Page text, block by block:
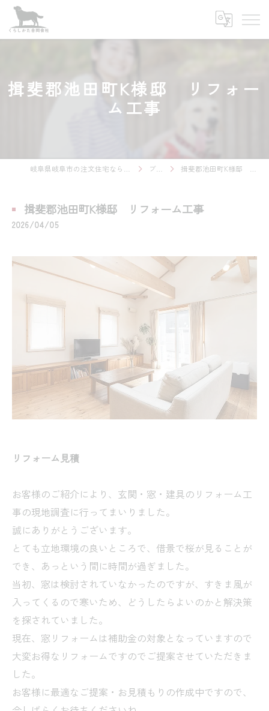
揖斐郡池田町K様邸 リフォー
ム工事
ブログ 揖斐郡池田町K様邸 リフォーム工事
揖斐郡池田町K様邸 リフォーム工事
2026/04/05
リフォーム見積
お客様のご紹介により、玄関・窓・建具のリフォーム工
事の現地調査に行ってまいりました。
誠にありがとうございます。
とても立地環境の良いところで、借景で桜が見ることが
でき、あっという間に時間が過ぎました。
当初、窓は検討されていなかったのですが、すきま風が
入ってくるので寒いため、どうしたらよいのかと解決策
を探されていました。
現在、窓リフォームは補助金の対象となっていますので
大変お得なリフォームですのでご提案させていただきま
した。
お客様に最適なご提案・お見積もりの作成中ですので、